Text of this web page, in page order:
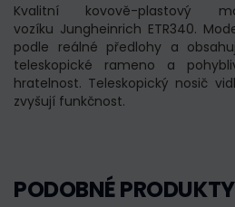
Kvalitní kovově-plastový
vozíku Jungheinrich ETR340.
podle reálné předlohy a
teleskopické rameno a
hratelnost. Teleskopický nosič
zvyšují funkčnost.
PODOBNÉ PRODUKTY